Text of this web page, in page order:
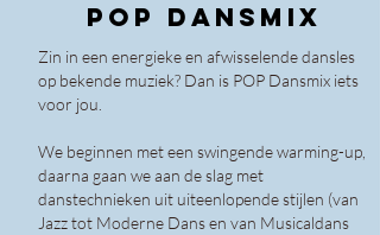
pop dansmix
Zin in een energieke en afwisselende dansles
op bekende muziek? Dan is POP Dansmix iets
voor jou.
We beginnen met een swingende warming-up,
daarna gaan we aan de slag met
danstechnieken uit uiteenlopende stijlen (van
Jazz tot Moderne Dans en van Musicaldans